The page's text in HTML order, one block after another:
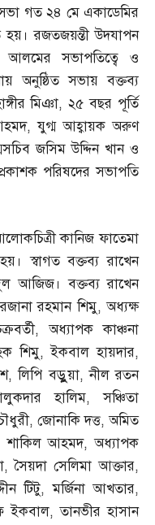
গত ২৪ মে একাডেমির
হয়। রজতজয়ন্তী উদযাপন
আলমের সভাপতিত্বে ও
অনুষ্ঠিত সভায় বক্তব্য
মিঞা,২৫ বছর পূর্তি
,যুগ্ম আহ্বায়ক অরুণ
জসিম উদ্দিন খান ও
পরিষদের সভাপতি
কানিজ ফাতেমা
স্বাগত বক্তব্য রাখেন
আজিজ। বক্তব্য রাখেন
রহমান শিমু,অধ্যক্ষ
,অধ্যাপক কাঞ্চনা
শিমু,ইকবাল হায়দার,
,লিপি বড়ুুয়া,নীল রতন
হালিম,সঞ্চিতা
, জোনাকি দত্ত,অমিত
শাকিল আহমদ,অধ্যাপক
,সৈয়দা সেলিমা আক্তার,
টিটু,মর্জিনা আখতার,
ইকবাল,তানভীর হাসান